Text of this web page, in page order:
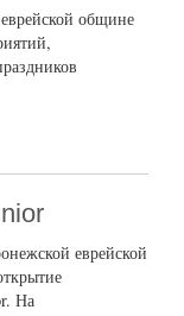
общине
еврейской
На